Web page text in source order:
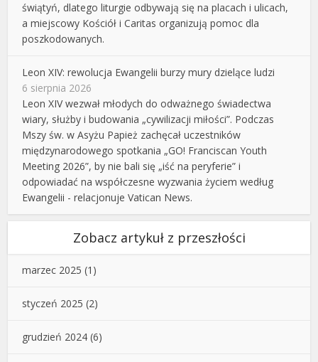
świątyń, dlatego liturgie odbywają się na placach i ulicach,
a miejscowy Kościół i Caritas organizują pomoc dla
poszkodowanych.
Leon XIV: rewolucja Ewangelii burzy mury dzielące ludzi
6 sierpnia 2026
Leon XIV wezwał młodych do odważnego świadectwa
wiary, służby i budowania „cywilizacji miłości”. Podczas
Mszy św. w Asyżu Papież zachęcał uczestników
międzynarodowego spotkania „GO! Franciscan Youth
Meeting 2026”, by nie bali się „iść na peryferie” i
odpowiadać na współczesne wyzwania życiem według
Ewangelii - relacjonuje Vatican News.
Zobacz artykuł z przeszłości
marzec 2025 (1)
styczeń 2025 (2)
grudzień 2024 (6)